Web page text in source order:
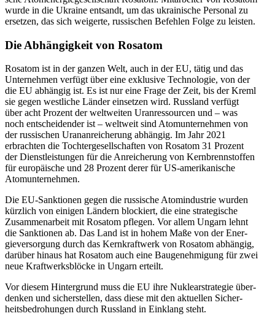
wurde in die Ukraine ent­sandt, um das ukrai­ni­sche Per­so­nal zu
erset­zen, das sich wei­gerte, rus­si­schen Befeh­len Folge zu leisten.
Die Abhän­gig­keit von Rosatom
Rosatom ist in der ganzen Welt, auch in der EU, tätig und das
Unter­neh­men verfügt über eine exklu­sive Tech­no­lo­gie, von der
die EU abhän­gig ist. Es ist nur eine Frage der Zeit, bis der Kreml
sie gegen west­li­che Länder ein­set­zen wird. Russ­land verfügt
über acht Prozent der welt­wei­ten Uran­res­sour­cen und – was
noch ent­schei­den­der ist – welt­weit sind Atom­un­ter­neh­men von
der rus­si­schen Uran­an­rei­che­rung abhän­gig. Im Jahr 2021
erbrach­ten die Toch­ter­ge­sell­schaf­ten von Rosatom 31 Prozent
der Dienst­leis­tun­gen für die Anrei­che­rung von Kern­brenn­stof­fen
für euro­päi­sche und 28 Prozent derer für US-ame­ri­ka­ni­sche
Atomunternehmen.
Die EU-Sank­tio­nen gegen die rus­si­sche Atom­in­dus­trie wurden
kürz­lich von einigen Ländern blo­ckiert, die eine stra­te­gi­sche
Zusam­men­ar­beit mit Rosatom pflegen. Vor allem Ungarn lehnt
die Sank­tio­nen ab. Das Land ist in hohem Maße von der Ener­
gie­ver­sor­gung durch das Kern­kraft­werk von Rosatom abhän­gig,
darüber hinaus hat Rosatom auch eine Bau­ge­neh­mi­gung für zwei
neue Kraft­werks­blö­cke in Ungarn erteilt.
Vor diesem Hin­ter­grund muss die EU ihre Nukle­ar­stra­te­gie über­
den­ken und sicher­stel­len, dass diese mit den aktu­el­len Sicher­
heits­be­dro­hun­gen durch Russ­land in Ein­klang steht.